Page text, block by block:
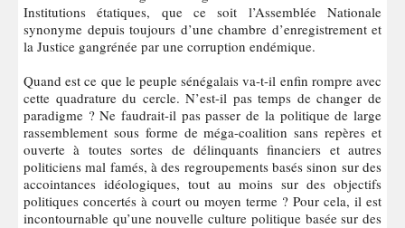
Institutions étatiques, que ce soit l’Assemblée Nationale
synonyme depuis toujours d’une chambre d’enregistrement et
la Justice gangrénée par une corruption endémique.
Quand est ce que le peuple sénégalais va-t-il enfin rompre avec
cette quadrature du cercle. N’est-il pas temps de changer de
paradigme ? Ne faudrait-il pas passer de la politique de large
rassemblement sous forme de méga-coalition sans repères et
ouverte à toutes sortes de délinquants financiers et autres
politiciens mal famés, à des regroupements basés sinon sur des
accointances idéologiques, tout au moins sur des objectifs
politiques concertés à court ou moyen terme ? Pour cela, il est
incontournable qu’une nouvelle culture politique basée sur des